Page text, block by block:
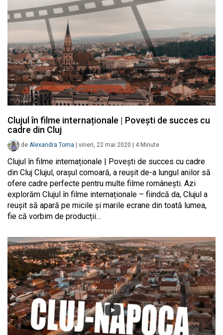
Clujul în filme internaționale | Povești de succes cu
cadre din Cluj
de Alexandra Toma vineri, 22 mai 2020 4 Minute
Clujul în filme internaționale | Povești de succes cu cadre
din Cluj Clujul, orașul comoară, a reușit de-a lungul anilor să
ofere cadre perfecte pentru multe filme românești. Azi
explorăm Clujul în filme internaționale – fiindcă da, Clujul a
reușit să apară pe micile și marile ecrane din toată lumea,
fie că vorbim de producții…